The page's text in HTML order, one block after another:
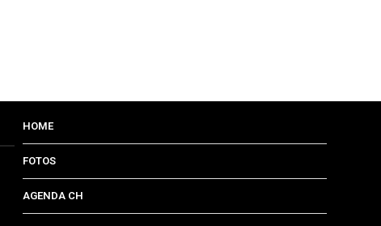
HOME
FOTOS
AGENDA CH